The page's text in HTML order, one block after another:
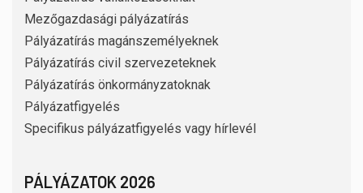
Mezőgazdasági pályázatírás
Pályázatírás magánszemélyeknek
Pályázatírás civil szervezeteknek
Pályázatírás önkormányzatoknak
Pályázatfigyelés
Specifikus pályázatfigyelés vagy hírlevél
PÁLYÁZATOK 2026